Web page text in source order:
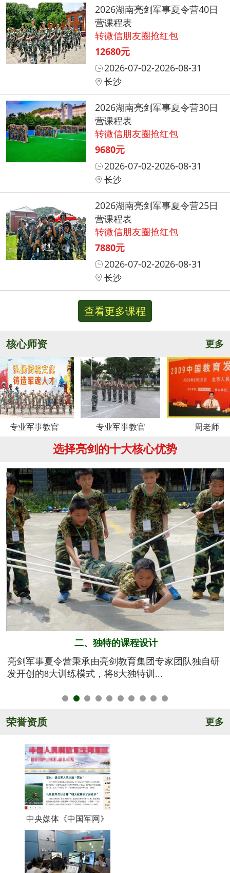
2026湖南亮剑军事夏令营40日
营课程表
转微信朋友圈抢红包
12680元
2026-07-02-2026-08-31
长沙
2026湖南亮剑军事夏令营30日
营课程表
转微信朋友圈抢红包
9680元
2026-07-02-2026-08-31
长沙
2026湖南亮剑军事夏令营25日
营课程表
转微信朋友圈抢红包
7880元
2026-07-02-2026-08-31
长沙
查看更多课程
核心师资 更多
官 专业军事教官
选择亮剑的十大核心优势
二、独特的课程设计
亮剑军事夏令营秉承由亮剑教育集团专家团队独自研
发开创的8大训练模式，将8大独特训...
荣誉资质 更多
中央媒体《中国军网》